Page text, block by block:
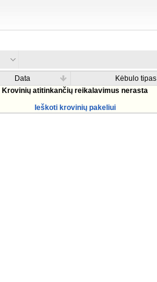
Data Kėbulo tipas
Krovinių atitinkančių reikalavimus nerasta
Ieškoti krovinių pakeliui